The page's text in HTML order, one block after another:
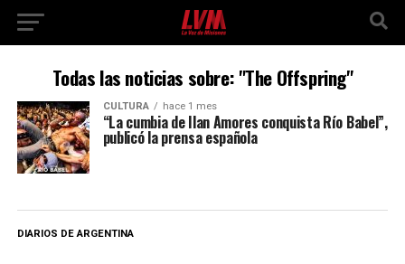
Todas las noticias sobre: "The Offspring"
CULTURA hace 1 mes
“La cumbia de Ilan Amores conquista Río Babel”,
publicó la prensa española
DIARIOS DE ARGENTINA